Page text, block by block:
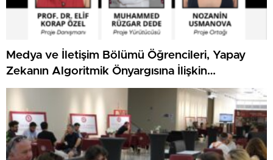
Medya ve İletişim Bölümü Öğrencileri, Yapay
Zekanın Algoritmik Önyargısına İlişkin
Farkındalık Düzeylerini Araştıracak